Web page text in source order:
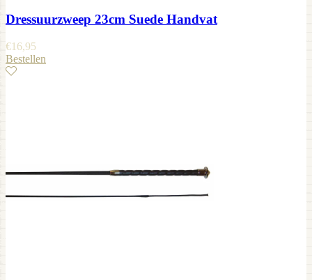
Dressuurzweep 23cm Suede Handvat
€16,95
Bestellen